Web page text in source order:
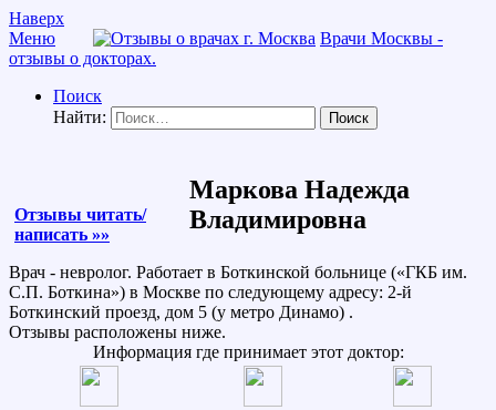
Наверх
Меню
Врачи Москвы -
отзывы о докторах.
Поиск
Найти:
Отзывы читать/
написать »»
Маркова Надежда
Владимировна
Врач - невролог. Работает в Боткинской больнице («ГКБ им.
С.П. Боткина») в Москве по следующему адресу: 2-й
Боткинский проезд, дом 5 (у метро Динамо) .
Отзывы расположены ниже.
Информация где принимает этот доктор: